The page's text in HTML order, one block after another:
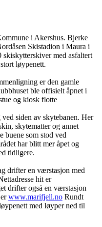
i Akershus. Bjerke
Skistadion i Maura i
med asfaltert
løypenett.
er den gamle
ble offisielt åpnet i
og kiosk flotte
siden av skytebanen. Her
skytematter og annet
buene som stod ved
har blitt mer åpet og
tidligere.
drifter en værstasjon med
hit er
drifter også en værstasjon
www.marifjell.no Rundt
med løyper ned til